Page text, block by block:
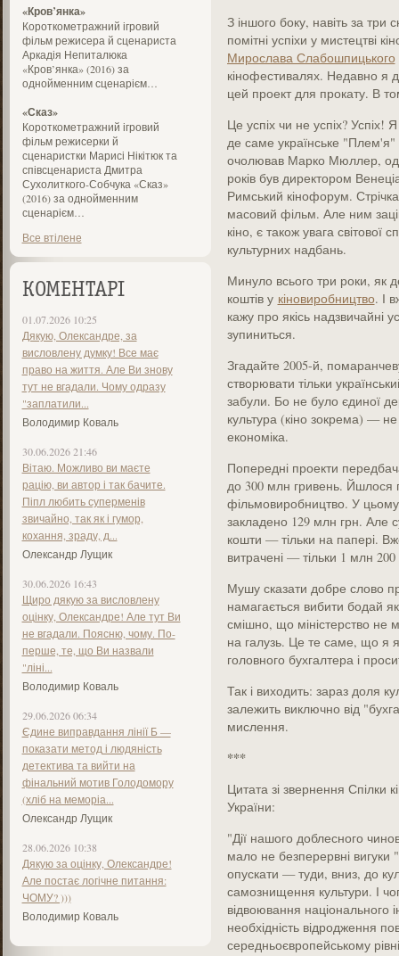
«Кров’янка»
Короткометражний ігровий
фільм режисера й сценариста
Аркадія Непиталюка
«Кров’янка» (2016) за
однойменним сценарієм…
«Сказ»
Короткометражний ігровий
фільм режисерки й
сценаристки Марисі Нікітюк та
співсценариста Дмитра
Сухолиткого-Собчука «Сказ»
(2016) за однойменним
сценарієм…
Все втілене
КОМЕНТАРІ
01.07.2026 10:25
Дякую, Олександре, за
висловлену думку! Все має
право на життя. Але Ви знову
тут не вгадали. Чому одразу
"заплатили...
Володимир Коваль
30.06.2026 21:46
Вітаю. Можливо ви маєте
рацію, ви автор і так бачите.
Піпл любить суперменів
звичайно, так як і гумор,
кохання, зраду, д...
Олександр Лущик
30.06.2026 16:43
Щиро дякую за висловлену
оцінку, Олександре! Але тут Ви
не вгадали. Поясню, чому. По-
перше, те, що Ви назвали
"ліні...
Володимир Коваль
29.06.2026 06:34
Єдине виправдання лінії Б —
показати метод і людяність
детектива та вийти на
фінальний мотив Голодомору
(хліб на меморіа...
Олександр Лущик
28.06.2026 10:38
Дякую за оцінку, Олександре!
Але постає логічне питання:
ЧОМУ? )))
Володимир Коваль
З іншого боку, навіть за три
помітні успіхи у мистецтві
Мирослава Слабошпицького
кінофестивалях. Недавно я
цей проект для прокату. В
Це успіх чи не успіх? Успіх!
де саме українське "Плем'я"
очолював Марко Мюллер, один
років був директором
Римський кінофорум.
масовий фільм. Але ним
кіно, є також увага світової
культурних надбань.
Минуло всього три роки, як
коштів у кіновиробництво. І
кажу про якісь надзвичайні
зупиниться.
Згадайте 2005-й,
створювати тільки
забули. Бо не було єдиної
культура (кіно зокрема) —
економіка.
Попередні проекти
до 300 млн гривень. Йшлося
фільмовиробництво. У
закладено 129 млн грн. Але
кошти — тільки на папері.
витрачені — тільки 1 млн
Мушу сказати добре слово
намагається вибити бодай
смішно, що міністерство не
на галузь. Це те саме, що я
головного бухгалтера і
Так і виходить: зараз доля
залежить виключно від
мислення.
***
Цитата зі звернення Спілки
України:
"Дії нашого доблесного
мало не безперервні вигуки
опускати — туди, вниз, до
самознищення культури. І
відвоювання національного
необхідність відродження
середньоєвропейському